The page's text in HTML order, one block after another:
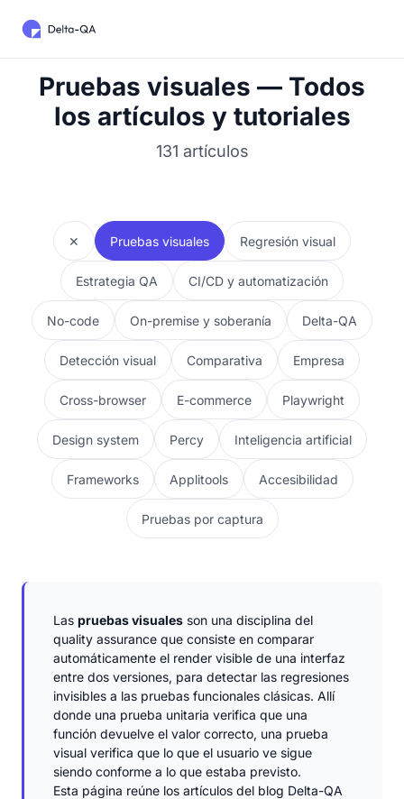
Pruebas visuales — Todos
los artículos y tutoriales
131 artículos
✕ Pruebas visuales Regresión visual
Estrategia QA CI/CD y automatización
No-code On-premise y soberanía Delta-QA
Detección visual Comparativa Empresa
Cross-browser E-commerce Playwright
Design system Percy Inteligencia artificial
Frameworks Applitools Accesibilidad
Pruebas por captura
Las pruebas visuales son una disciplina del
quality assurance que consiste en comparar
automáticamente el render visible de una interfaz
entre dos versiones, para detectar las regresiones
invisibles a las pruebas funcionales clásicas. Allí
donde una prueba unitaria verifica que una
función devuelve el valor correcto, una prueba
visual verifica que lo que el usuario ve sigue
siendo conforme a lo que estaba previsto.
Esta página reúne los artículos del blog Delta-QA